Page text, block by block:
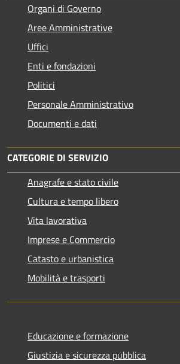
Organi di Governo
Aree Amministrative
Uffici
Enti e fondazioni
Politici
Personale Amministrativo
Documenti e dati
CATEGORIE DI SERVIZIO
Anagrafe e stato civile
Cultura e tempo libero
Vita lavorativa
Imprese e Commercio
Catasto e urbanistica
Mobilità e trasporti
Educazione e formazione
Giustizia e sicurezza pubblica